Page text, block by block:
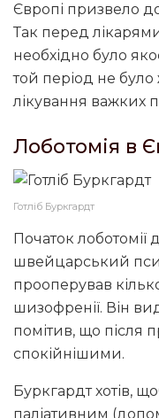
Європі призвело
Так перед
необхідно було
той період не
лікування важких
Лоботомія в
Готліб Буркгардт
Початок лоботомії
швейцарський
прооперував
шизофренії. Він
помітив, що після
спокійнішими.
Буркгардт хотів,
паліативним